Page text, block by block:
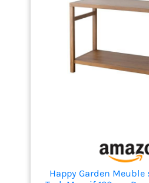
Happy Garden Meuble